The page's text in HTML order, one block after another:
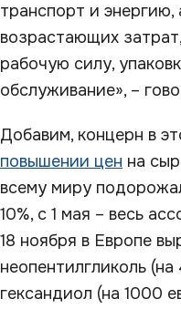
транспорт и энергию,
возрастающих
рабочую силу,
обслуживание», –
Добавим, концерн в
повышении цен на
всему миру
10%, с 1 мая – весь
18 ноября в Европе
неопентилгликоль
гександиол (на 1000